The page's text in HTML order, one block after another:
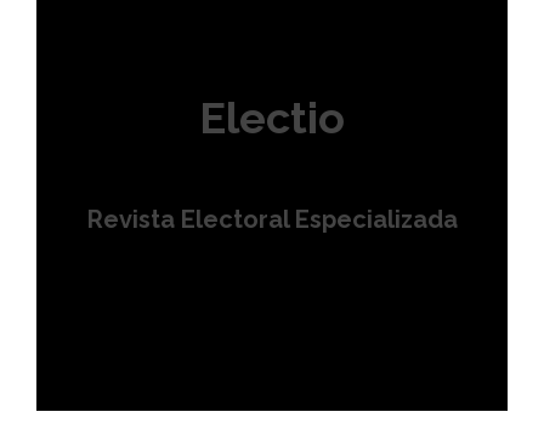
Electio
Revista Electoral Especializada